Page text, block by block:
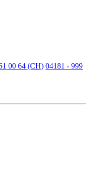
00 64 (CH) 04181 - 999